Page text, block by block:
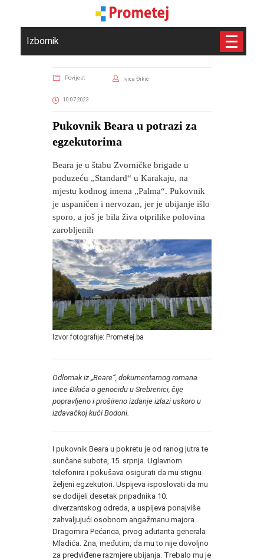
Izbornik
Povijest Ivica Đikić
10.07.2023
Pukovnik Beara u potrazi za
egzekutorima
Beara je u štabu Zvorničke brigade u
poduzeću „Standard“ u Karakaju, na
mjestu kodnog imena „Palma“. Pukovnik
je uspaničen i nervozan, jer je ubijanje išlo
sporo, a još je bila živa otprilike polovina
zarobljenih
Izvor fotografije: Prometej.ba
Odlomak iz „Beare“, dokumentarnog romana
Ivice Đikića o genocidu u Srebrenici, čije
popravljeno i prošireno izdanje izlazi uskoro u
izdavačkoj kući Bodoni.
I pukovnik Beara u pokretu je od ranog jutra te
sunčane subote, 15. srpnja. Uglavnom
telefonira i pokušava osigurati da mu stignu
željeni egzekutori. Uspijeva isposlovati da mu
se dodijeli desetak pripadnika 10.
diverzantskog odreda, a uspijeva ponajviše
zahvaljujući osobnom angažmanu majora
Dragomira Pećanca, prvog ađutanta generala
Mladića. Zna, međutim, da mu to nije dovoljno
za predviđene razmjere ubijanja. Trebalo mu je